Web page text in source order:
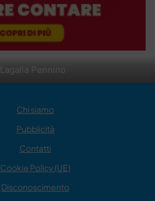
Lagalla Pennino
Chi siamo
Pubblicità
Contatti
Cookie Policy (UE)
Disconoscimento